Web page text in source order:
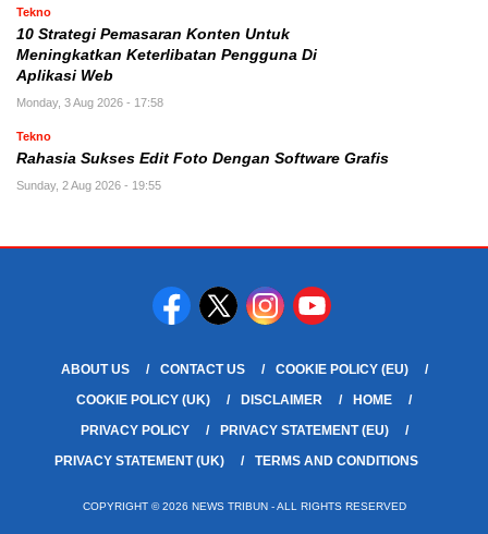
Tekno
10 Strategi Pemasaran Konten Untuk
Meningkatkan Keterlibatan Pengguna Di
Aplikasi Web
Monday, 3 Aug 2026 - 17:58
Tekno
Rahasia Sukses Edit Foto Dengan Software Grafis
Sunday, 2 Aug 2026 - 19:55
ABOUT US CONTACT US
COOKIE POLICY (EU)
COOKIE POLICY (UK)
DISCLAIMER
HOME
PRIVACY POLICY
PRIVACY STATEMENT (EU)
PRIVACY STATEMENT (UK)
TERMS AND CONDITIONS
COPYRIGHT © 2026 NEWS TRIBUN - ALL RIGHTS RESERVED